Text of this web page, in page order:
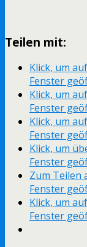
Teilen mit:
Klick, um
Fenster
Klick, um
Fenster
Klick, um
Fenster
Klick, um
Fenster
Zum Teilen
Fenster
Klick, um
Fenster